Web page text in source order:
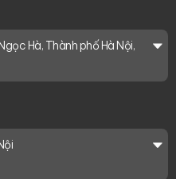
Hà, Thành phố Hà Nội,